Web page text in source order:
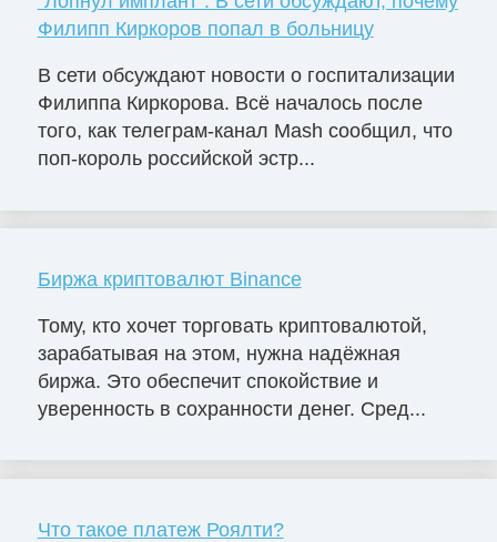
Филипп Киркоров попал в больницу
В сети обсуждают новости о госпитализации
Филиппа Киркорова. Всё началось после
того, как телеграм-канал Mash сообщил, что
поп-король российской эстр...
Биржа криптовалют Binance
Тому, кто хочет торговать криптовалютой,
зарабатывая на этом, нужна надёжная
биржа. Это обеспечит спокойствие и
уверенность в сохранности денег. Сред...
Что такое платеж Роялти?